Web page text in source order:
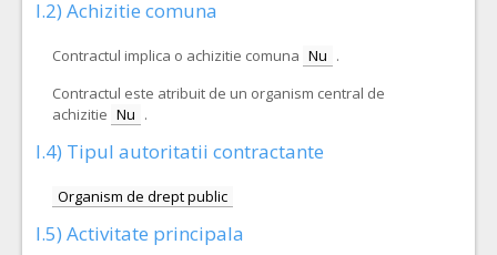
I.2) Achizitie comuna
Contractul implica o achizitie comuna Nu .
Contractul este atribuit de un organism central de
achizitie Nu .
I.4) Tipul autoritatii contractante
Organism de drept public
I.5) Activitate principala